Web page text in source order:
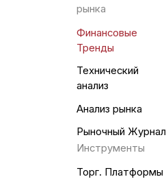
рынка
Финансовые
Тренды
Технический
анализ
Анализ рынка
Рыночный Журнал
Инструменты
Торг. Платформы